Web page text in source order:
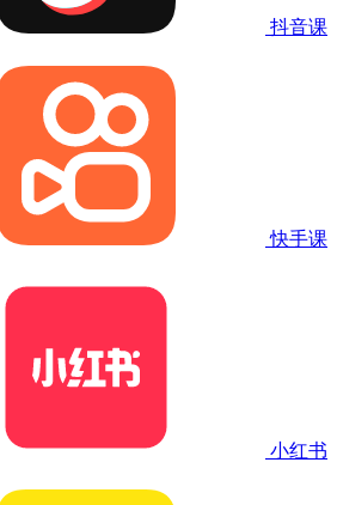
抖音课
快手课
小红书